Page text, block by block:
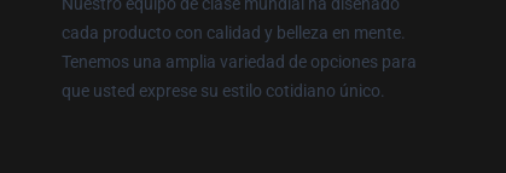
cada producto con calidad y belleza en mente.
Tenemos una amplia variedad de opciones para
que usted exprese su estilo cotidiano único.